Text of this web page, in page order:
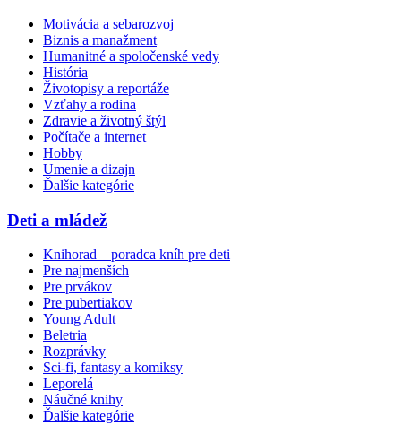
Motivácia a sebarozvoj
Biznis a manažment
Humanitné a spoločenské vedy
História
Životopisy a reportáže
Vzťahy a rodina
Zdravie a životný štýl
Počítače a internet
Hobby
Umenie a dizajn
Ďalšie kategórie
Deti a mládež
Knihorad – poradca kníh pre deti
Pre najmenších
Pre prvákov
Pre pubertiakov
Young Adult
Beletria
Rozprávky
Sci-fi, fantasy a komiksy
Leporelá
Náučné knihy
Ďalšie kategórie